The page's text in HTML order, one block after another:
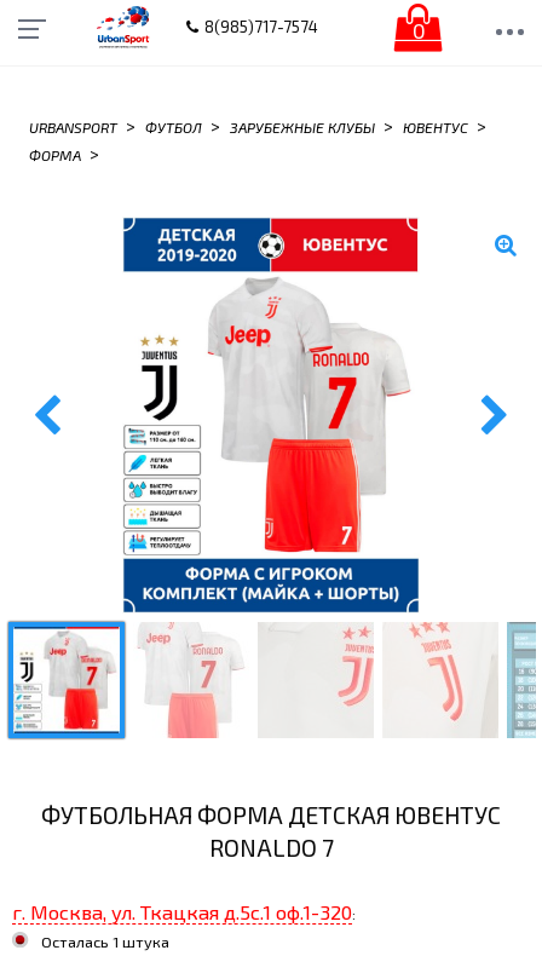
8(985)717-7574 0
URBANSPORT > ФУТБОЛ > ЗАРУБЕЖНЫЕ КЛУБЫ > ЮВЕНТУС >
ФОРМА >
ФУТБОЛЬНАЯ ФОРМА ДЕТСКАЯ ЮВЕНТУС
RONALDO 7
г. Москва, ул. Ткацкая д.5с.1 оф.1-320:
Осталась 1 штука